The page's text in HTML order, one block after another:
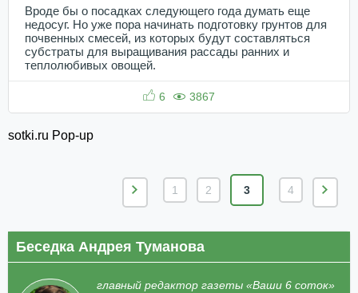
Вроде бы о посадках следующего года думать еще
недосуг. Но уже пора начинать подготовку грунтов для
почвенных смесей, из которых будут составляться
субстраты для выращивания рассады ранних и
теплолюбивых овощей.
6 3867
sotki.ru Pop-up
1 2 3 4
Беседка Андрея Туманова
главный редактор газеты «Ваши 6 соток»